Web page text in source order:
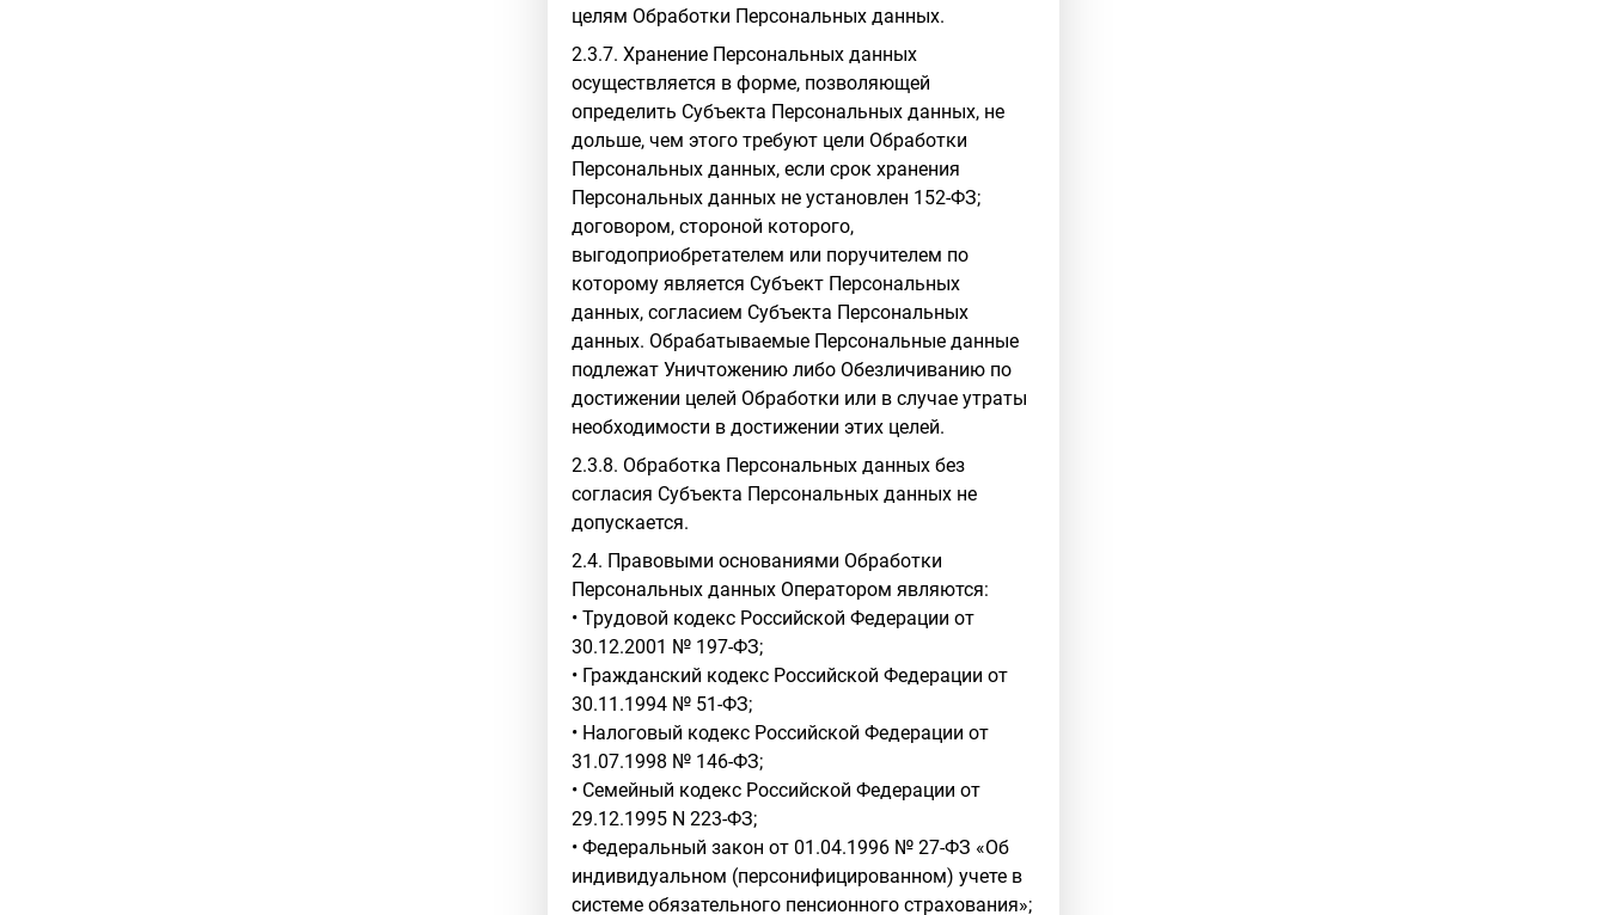
целям Обработки Персональных данных.
2.3.7. Хранение Персональных данных
осуществляется в форме, позволяющей
определить Субъекта Персональных данных, не
дольше, чем этого требуют цели Обработки
Персональных данных, если срок хранения
Персональных данных не установлен 152-ФЗ;
договором, стороной которого,
выгодоприобретателем или поручителем по
которому является Субъект Персональных
данных, согласием Субъекта Персональных
данных. Обрабатываемые Персональные данные
подлежат Уничтожению либо Обезличиванию по
достижении целей Обработки или в случае утраты
необходимости в достижении этих целей.
2.3.8. Обработка Персональных данных без
согласия Субъекта Персональных данных не
допускается.
2.4. Правовыми основаниями Обработки
Персональных данных Оператором являются:
• Трудовой кодекс Российской Федерации от
30.12.2001 № 197-ФЗ;
• Гражданский кодекс Российской Федерации от
30.11.1994 № 51-ФЗ;
• Налоговый кодекс Российской Федерации от
31.07.1998 № 146-ФЗ;
• Семейный кодекс Российской Федерации от
29.12.1995 N 223-ФЗ;
• Федеральный закон от 01.04.1996 № 27-ФЗ «Об
индивидуальном (персонифицированном) учете в
системе обязательного пенсионного страхования»;